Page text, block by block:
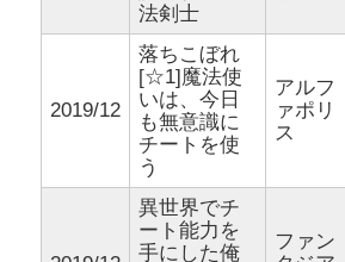
法剣士
2019/12
落ちこぼれ
[☆1]魔法使
いは、今日
も無意識に
チートを使
う
アルフ
ァポリ
ス
異世界でチ
ート能力を
手にした俺
ファン